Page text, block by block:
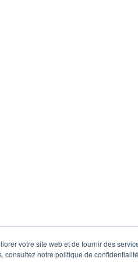
votre site web et de fournir des
consultez notre politique de